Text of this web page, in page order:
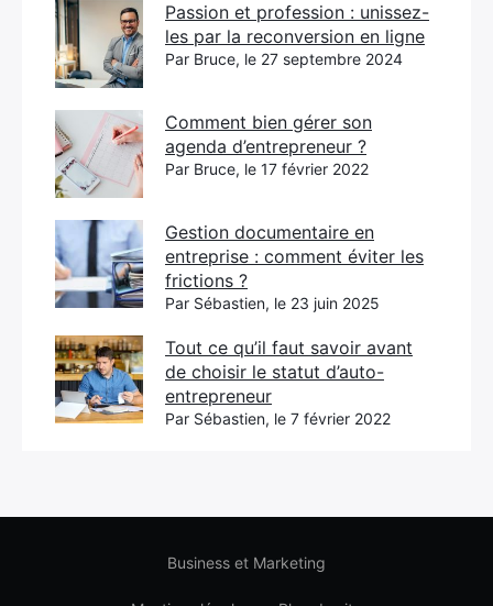
Passion et profession : unissez-
les par la reconversion en ligne
Par Bruce, le 27 septembre 2024
Comment bien gérer son
agenda d’entrepreneur ?
Par Bruce, le 17 février 2022
Gestion documentaire en
entreprise : comment éviter les
frictions ?
Par Sébastien, le 23 juin 2025
Tout ce qu’il faut savoir avant
de choisir le statut d’auto-
entrepreneur
Par Sébastien, le 7 février 2022
Business et Marketing